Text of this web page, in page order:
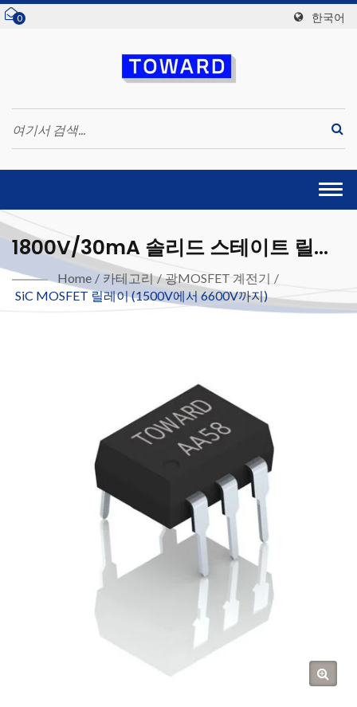
0 한국어
1800V/30mA 솔리드 스테이트 릴레
이(SiC MOSFET), DIP6-5
Home / 카테고리 / 광MOSFET 계전기 /
SiC MOSFET 릴레이 (1500V에서 6600V까지)